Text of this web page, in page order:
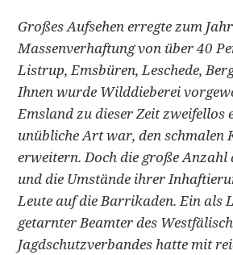
Großes Aufsehen erregte zum
Massenverhaftung von über 40
Listrup, Emsbüren, Leschede,
Ihnen wurde Wilddieberei
Emsland zu dieser Zeit zweifellos
unübliche Art war, den schmalen
erweitern. Doch die große Anzahl
und die Umstände ihrer
Leute auf die Barrikaden. Ein als
getarnter Beamter des
Jagdschutzverbandes hatte mit